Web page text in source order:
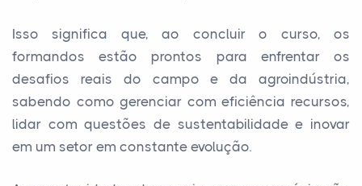
Isso significa que, ao concluir o curso, os
formandos estão prontos para enfrentar os
desafios reais do campo e da agroindústria,
sabendo como gerenciar com eficiência recursos,
lidar com questões de sustentabilidade e inovar
em um setor em constante evolução.